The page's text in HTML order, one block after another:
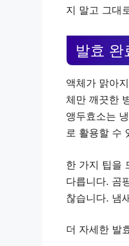
지 말고 그대
발효 완
액체가 맑아
체만 깨끗한
앵두효소는
로 활용할 수
한 가지 팁을
다릅니다. 곰
찮습니다. 냄
더 자세한 발